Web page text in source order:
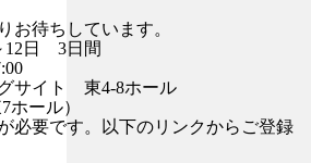
お待ちしています。
日 3日間
イト 東4-8ホール
ール）
必要です。以下のリンクからご登録